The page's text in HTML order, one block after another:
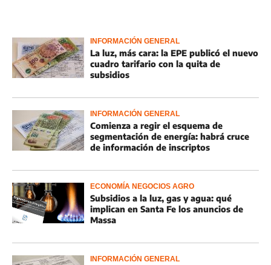
INFORMACIÓN GENERAL
La luz, más cara: la EPE publicó el nuevo
cuadro tarifario con la quita de
subsidios
INFORMACIÓN GENERAL
Comienza a regir el esquema de
segmentación de energía: habrá cruce
de información de inscriptos
ECONOMÍA NEGOCIOS AGRO
Subsidios a la luz, gas y agua: qué
implican en Santa Fe los anuncios de
Massa
INFORMACIÓN GENERAL